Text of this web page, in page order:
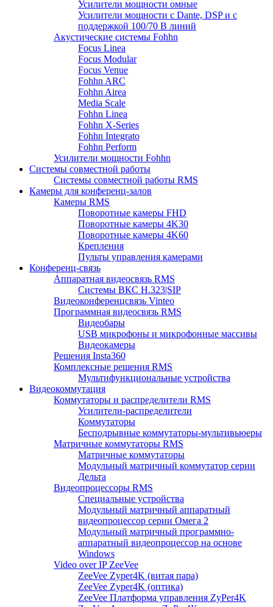
Усилители мощности омные
Усилители мощности с Dante, DSP и с
поддержкой 100/70 В линий
Акустические системы Fohhn
Focus Linea
Focus Modular
Focus Venue
Fohhn ARC
Fohhn Airea
Media Scale
Fohhn Linea
Fohhn X-Series
Fohhn Integrato
Fohhn Perform
Усилители мощности Fohhn
Системы совместной работы
Системы совместной работы RMS
Камеры для конференц-залов
Камеры RMS
Поворотные камеры FHD
Поворотные камеры 4K30
Поворотные камеры 4K60
Крепления
Пульты управления камерами
Конференц-связь
Аппаратная видеосвязь RMS
Системы ВКС H.323|SIP
Видеоконференцсвязь Vinteo
Программная видеосвязь RMS
Видеобары
USB микрофоны и микрофонные массивы
Видеокамеры
Решения Insta360
Комплексные решения RMS
Мультифункциональные устройства
Видеокоммутация
Коммутаторы и распределители RMS
Усилители-распределители
Коммутаторы
Бесподрывные коммутаторы-мультивьюеры
Матричные коммутаторы RMS
Матричные коммутаторы
Модульный матричный коммутатор серии
Дельта
Видеопроцессоры RMS
Специальные устройства
Модульный матричный аппаратный
видеопроцессор серии Омега 2
Модульный матричный программно-
аппаратный видеопроцессор на основе
Windows
Video over IP ZeeVee
ZeeVee Zyper4K (витая пара)
ZeeVee Zyper4K (оптика)
ZeeVee Платформа управления ZyPer4K